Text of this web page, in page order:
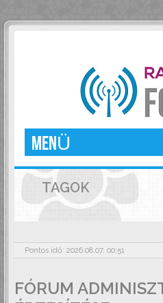
MENÜ
TAGOK
Pontos idő: 2026.08.07. 00:51
FÓRUM